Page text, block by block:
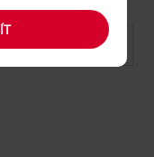
DO